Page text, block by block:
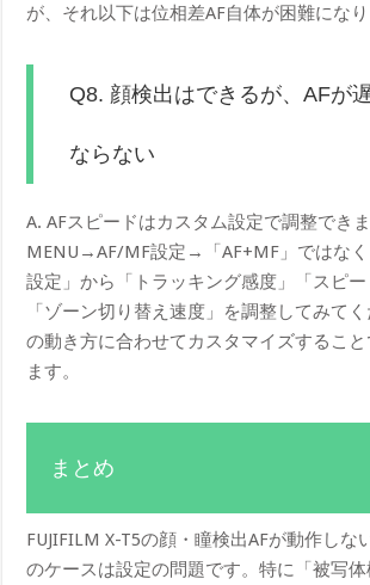
が、それ以下は位相差AF自体が困難になり
Q8. 顔検出はできるが、AFが
ならない
A. AFスピードはカスタム設定で調整できま
MENU→AF/MF設定→「AF+MF」ではなく
設定」から「トラッキング感度」「スピー
「ゾーン切り替え速度」を調整してみて
の動き方に合わせてカスタマイズするこ
ます。
まとめ
FUJIFILM X-T5の顔・瞳検出AFが動作しな
のケースは設定の問題です。特に「被写